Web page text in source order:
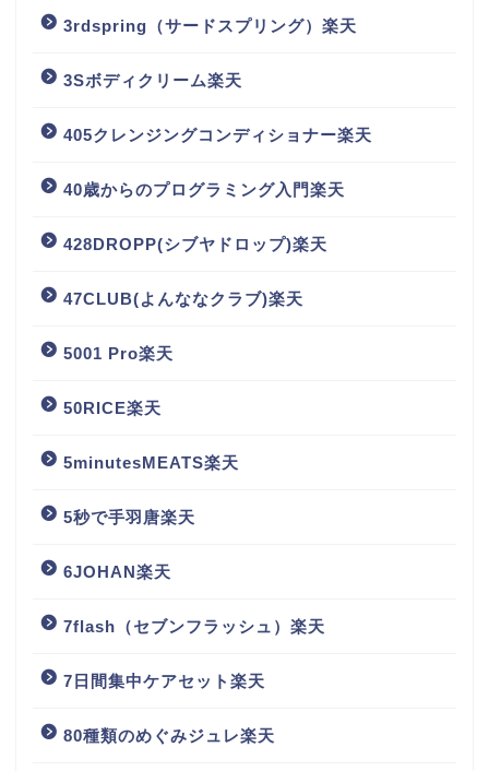
3rdspring（サードスプリング）楽天
3Sボディクリーム楽天
405クレンジングコンディショナー楽天
40歳からのプログラミング入門楽天
428DROPP(シブヤドロップ)楽天
47CLUB(よんななクラブ)楽天
5001 Pro楽天
50RICE楽天
5minutesMEATS楽天
5秒で手羽唐楽天
6JOHAN楽天
7flash（セブンフラッシュ）楽天
7日間集中ケアセット楽天
80種類のめぐみジュレ楽天